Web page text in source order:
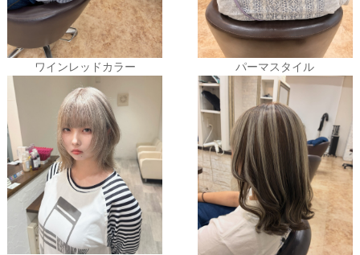
ワインレッドカラー パーマスタイル